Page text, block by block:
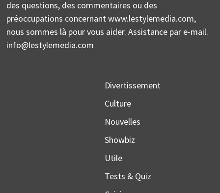
des questions, des commentaires ou des
préoccupations concernant www.lestylemedia.com,
nous sommes là pour vous aider. Assistance par e-mail.
info@lestylemedia.com
Divertissement
Culture
Nouvelles
Showbiz
Utile
Tests & Quiz